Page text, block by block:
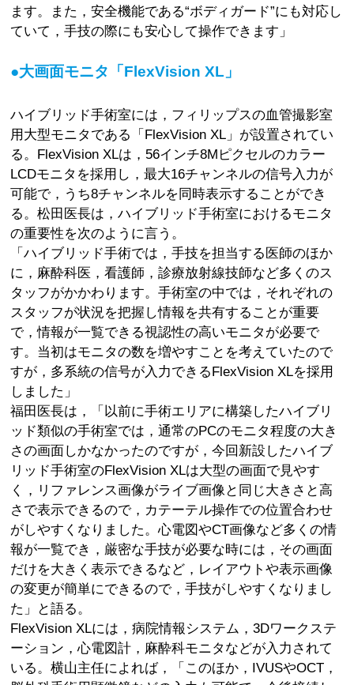
ます。また，安全機能である“ボディガード”にも対応し
ていて，手技の際にも安心して操作できます」
●大画面モニタ「FlexVision XL」
ハイブリッド手術室には，フィリップスの血管撮影室
用大型モニタである「FlexVision XL」が設置されてい
る。FlexVision XLは，56インチ8Mピクセルのカラー
LCDモニタを採用し，最大16チャンネルの信号入力が
可能で，うち8チャンネルを同時表示することができ
る。松田医長は，ハイブリッド手術室におけるモニタ
の重要性を次のように言う。
「ハイブリッド手術では，手技を担当する医師のほか
に，麻酔科医，看護師，診療放射線技師など多くのス
タッフがかかわります。手術室の中では，それぞれの
スタッフが状況を把握し情報を共有することが重要
で，情報が一覧できる視認性の高いモニタが必要で
す。当初はモニタの数を増やすことを考えていたので
すが，多系統の信号が入力できるFlexVision XLを採用
しました」
福田医長は，「以前に手術エリアに構築したハイブリ
ッド類似の手術室では，通常のPCのモニタ程度の大き
さの画面しかなかったのですが，今回新設したハイブ
リッド手術室のFlexVision XLは大型の画面で見やす
く，リファレンス画像がライブ画像と同じ大きさと高
さで表示できるので，カテーテル操作での位置合わせ
がしやすくなりました。心電図やCT画像など多くの情
報が一覧でき，厳密な手技が必要な時には，その画面
だけを大きく表示できるなど，レイアウトや表示画像
の変更が簡単にできるので，手技がしやすくなりまし
た」と語る。
FlexVision XLには，病院情報システム，3Dワークステ
ーション，心電図計，麻酔科モニタなどが入力されて
いる。横山主任によれば，「このほか，IVUSやOCT，